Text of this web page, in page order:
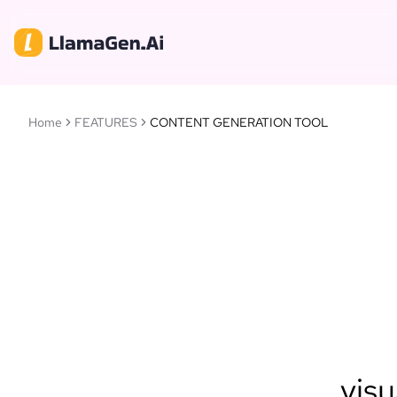
Home FEATURES CONTENT GENERATION TOOL